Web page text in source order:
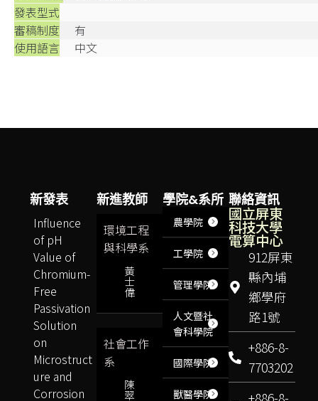
發表型式
審稿制度
有
使用語言
中文
聯絡資訊
國立屏東
科技大學
電算中心
912屏東
縣內埔
鄉學府
路1號
+886-8-
7703202
學院&系所
農學院
工學院
管理學院
人文暨社
會科學院
國際學院
獸醫學院
新進教師
環境工程
與科學系
黃
士
偉
社會工作
系
陳
翠
新發表
Influence
of pH
Value of
Chromium-
Free
Passivation
Solution
on
Microstruct
ure and
Corrosion